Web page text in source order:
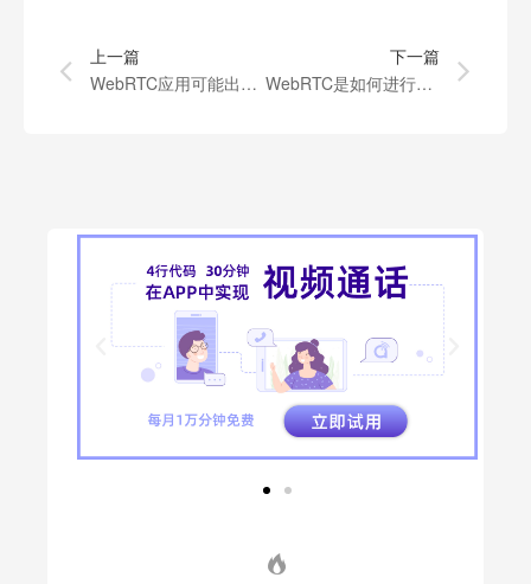
上一篇
WebRTC应用可能出现的网络错误
下一篇
WebRTC是如何进行重传的